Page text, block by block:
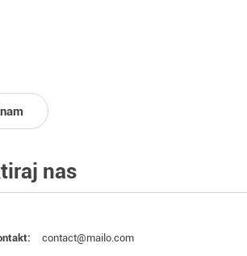
nas
contact@mailo.com